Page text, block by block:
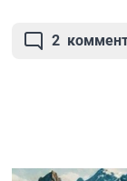
2